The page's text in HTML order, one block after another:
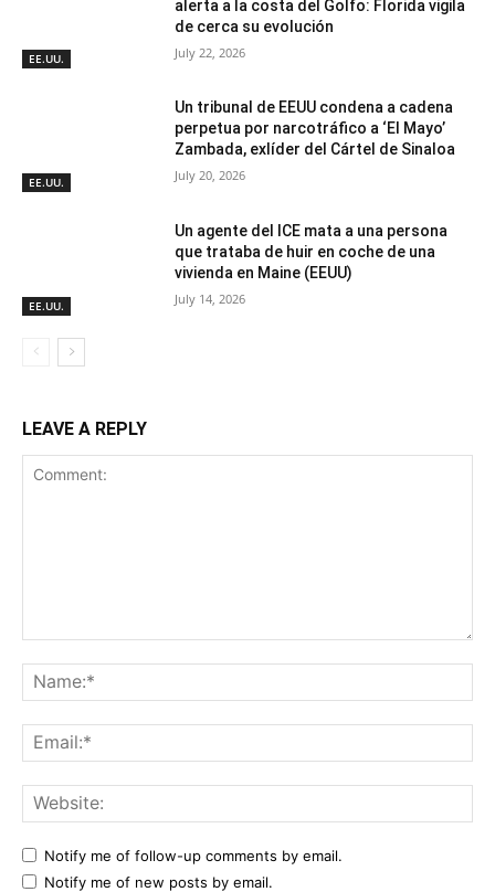
EE.UU.
alerta a la costa del Golfo: Florida vigila
de cerca su evolución
July 22, 2026
EE.UU.
Un tribunal de EEUU condena a cadena
perpetua por narcotráfico a ‘El Mayo’
Zambada, exlíder del Cártel de Sinaloa
July 20, 2026
EE.UU.
Un agente del ICE mata a una persona
que trataba de huir en coche de una
vivienda en Maine (EEUU)
July 14, 2026
LEAVE A REPLY
Notify me of follow-up comments by email.
Notify me of new posts by email.